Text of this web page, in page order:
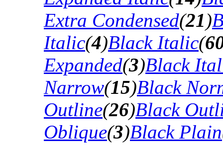
Extra Condensed(21)
Italic(4)Black Italic(
Expanded(3)Black
Narrow(15)Black
Outline(26)Black
Oblique(3)Black Plain